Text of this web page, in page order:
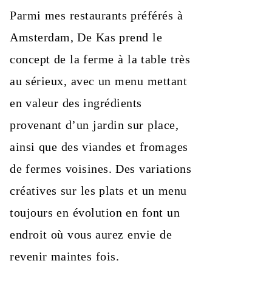
Parmi mes restaurants préférés à
Amsterdam, De Kas prend le
concept de la ferme à la table très
au sérieux, avec un menu mettant
en valeur des ingrédients
provenant d’un jardin sur place,
ainsi que des viandes et fromages
de fermes voisines. Des variations
créatives sur les plats et un menu
toujours en évolution en font un
endroit où vous aurez envie de
revenir maintes fois.